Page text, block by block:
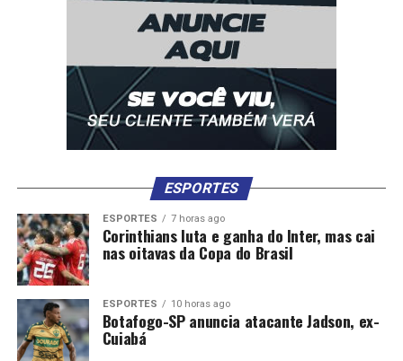
ESPORTES
ESPORTES 7 horas ago
Corinthians luta e ganha do Inter, mas cai
nas oitavas da Copa do Brasil
ESPORTES 10 horas ago
Botafogo-SP anuncia atacante Jadson, ex-
Cuiabá